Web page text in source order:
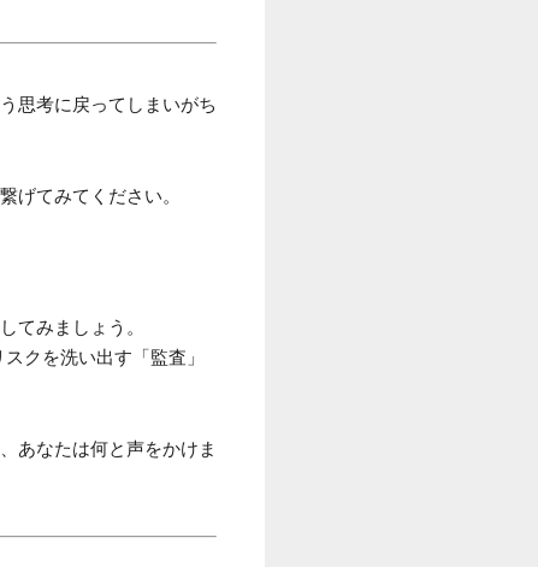
思考に戻ってしまいがち
げてみてください。
てみましょう。
クを洗い出す「監査」
あなたは何と声をかけま